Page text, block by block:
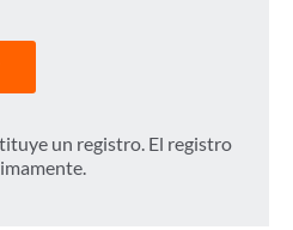
un registro. El registro